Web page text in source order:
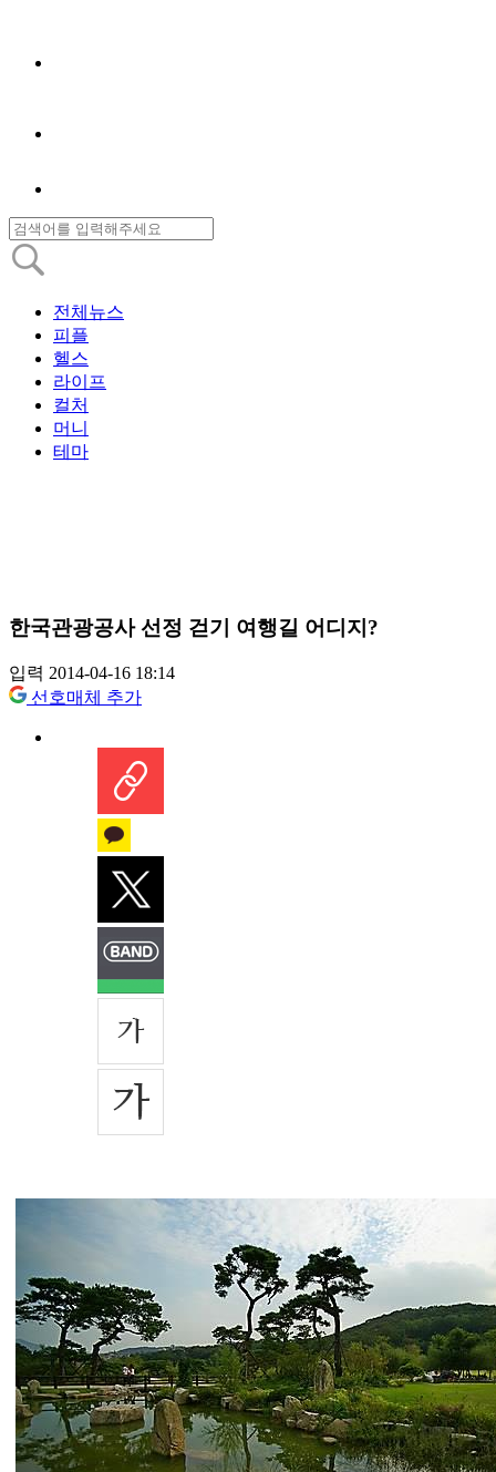
전체뉴스
피플
헬스
라이프
컬처
머니
테마
한국관광공사 선정 걷기 여행길 어디지?
입력 2014-04-16 18:14
선호매체 추가